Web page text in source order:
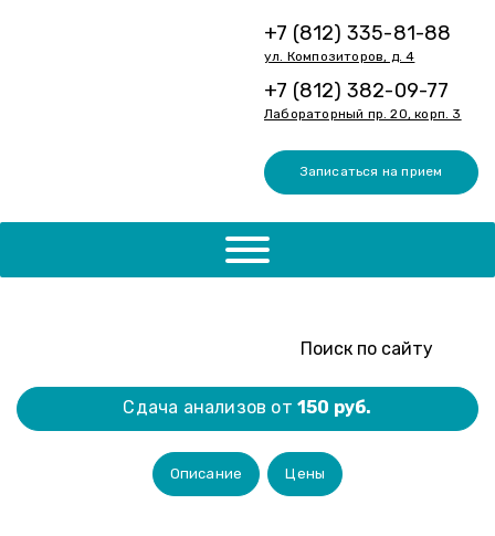
+7 (812) 335-81-88
ул. Композиторов, д. 4
+7 (812) 382-09-77
Лабораторный пр. 20, корп. 3
Записаться на прием
Сдача анализов от 150 руб.
Описание Цены